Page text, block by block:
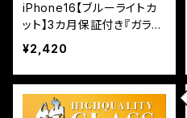
iPhone16【ブルーライトカ
ット】3カ月保証付き『ガラス
フィルム鎧』平面フルカバー
¥2,420